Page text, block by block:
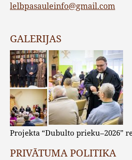
lelbpasauleinfo@gmail.com
GALERIJAS
Projekta “Dubulto prieku–2026”
PRIVĀTUMA POLITIKA